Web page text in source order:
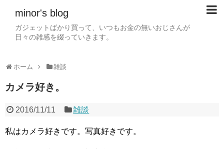
minor's blog
ガジェットばかり買って、いつもお金の無いおじさんが
日々の雑感を綴っていきます。
ホーム 雑談
カメラ好き。
2016/11/11 雑談
私はカメラ好きです。写真好きです。